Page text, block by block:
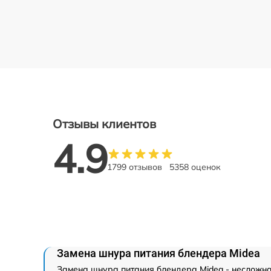
Отзывы клиентов
4.91799 отзывов 5358 оценок
Замена шнура питания блендера Midea